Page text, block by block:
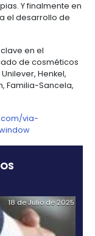
uno de los
para los
desarrollo en
impulsar el
en el 2032
de la
hay
naturales.
de nuevos
y Quindío hay